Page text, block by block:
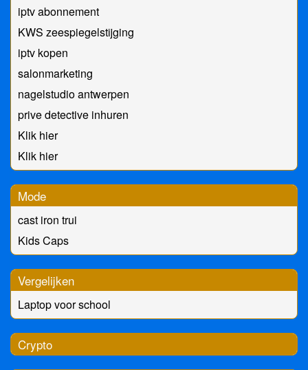
iptv abonnement
KWS zeespiegelstijging
iptv kopen
salonmarketing
nagelstudio antwerpen
prive detective inhuren
Klik hier
Klik hier
Mode
cast iron trui
Kids Caps
Vergelijken
Laptop voor school
Crypto